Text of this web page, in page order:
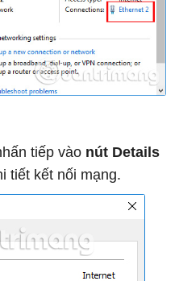
tiếp vào nút Details
tiết kết nối mạng.